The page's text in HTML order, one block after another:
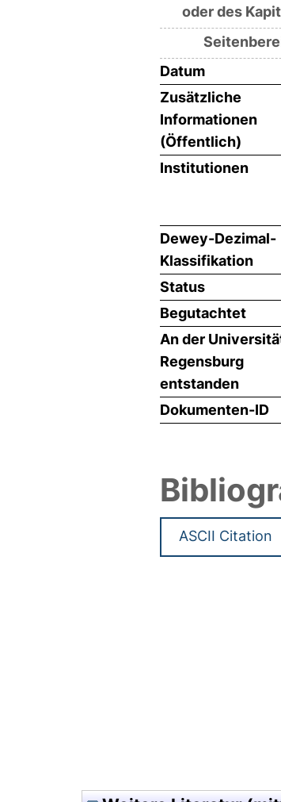
oder des
Datum
Zusätzliche
Informationen
(Öffentlich)
Institutionen
Dewey-Dezimal-
Klassifikation
Status
Begutachtet
An der
Regensburg
entstanden
Dokumenten-ID